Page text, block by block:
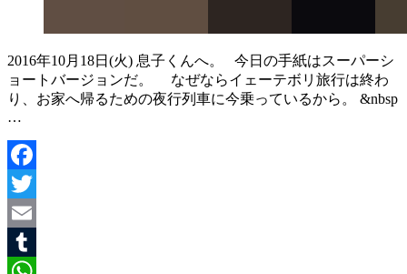
2016年10月18日(火) 息子くんへ。 今日の手紙はスーパーシ
ョートバージョンだ。 なぜならイェーテボリ旅行は終わ
り、お家へ帰るための夜行列車に今乗っているから。 &nbsp
…
Facebook
Twitter
Email
Tumblr